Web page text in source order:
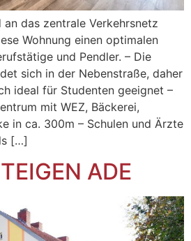
das zentrale Verkehrsnetz
Wohnung einen optimalen
und Pendler. – Die
sich in der Nebenstraße, daher
ideal für Studenten geeignet –
mit WEZ, Bäckerei,
in ca. 300m – Schulen und Ärzte
[…]
ADE